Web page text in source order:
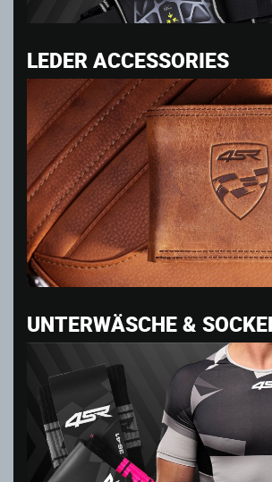
LEDER ACCESSORIES
UNTERWÄSCHE &